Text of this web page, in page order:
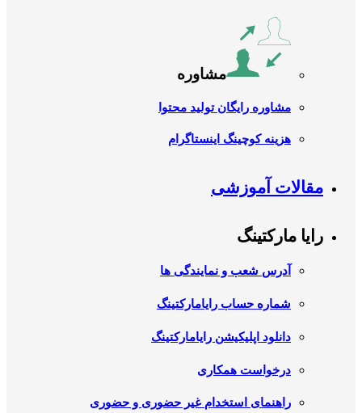
مشاوره
مشاوره رایگان تولید محتوا
هزینه کوچینگ اینستاگرام
مقالات آموزشی
رایا مارکتینگ
آدرس شعب و نمایندگی ها
شماره حساب رایامارکتینگ
دانلود اپلیکیشن رایامارکتینگ
درخواست همکاری
راهنمای استخدام غیر حضوری و حضوری